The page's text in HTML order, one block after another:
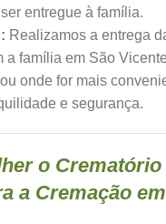
entregue à família.
Realizamos a entrega
a família em São
onde for mais
e segurança.
o Crematório
a Cremação